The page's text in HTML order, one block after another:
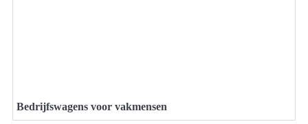
Bedrijfswagens voor vakmensen